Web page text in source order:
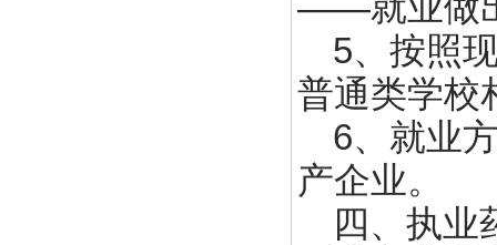
5、按照
普通类学
6、就业
产企业。
四、执业